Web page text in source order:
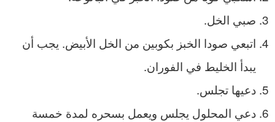
صبي الخل.
اتبعي صودا الخبز بكوبين من الخل الأبيض. يجب أن
يبدأ الخليط في الفوران.
دعيها تجلس.
دعي المحلول يجلس ويعمل بسحره لمدة خمسة